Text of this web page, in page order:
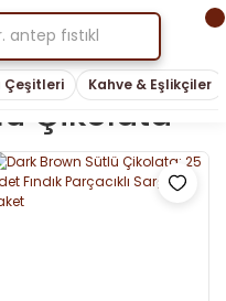
Çeşitleri Kahve & Eşlikçiler
Çikolata